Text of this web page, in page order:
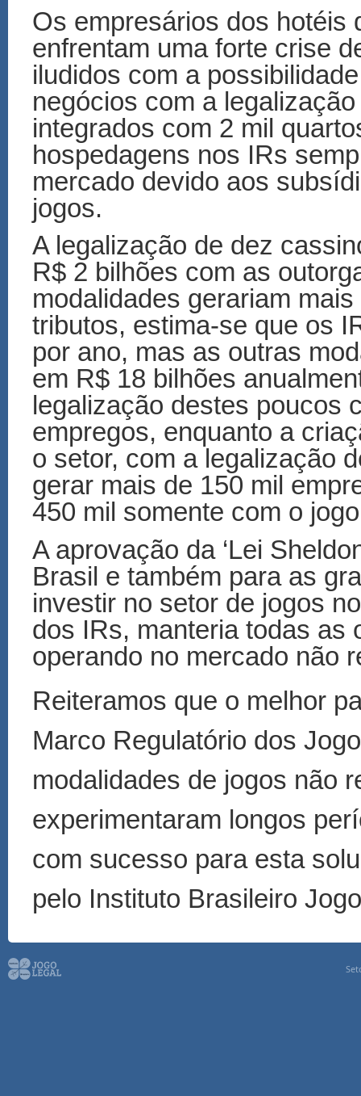
Os empresários dos hotéis
enfrentam uma forte crise
iludidos com a
negócios com a
integrados com 2 mil
hospedagens nos IRs
mercado devido aos
jogos.
A legalização de dez
R$ 2 bilhões com as
modalidades gerariam
tributos, estima-se que os
por ano, mas as outras
em R$ 18 bilhões
legalização destes poucos
empregos, enquanto a
o setor, com a legalização
gerar mais de 150 mil
450 mil somente com o
A aprovação da ‘Lei
Brasil e também para as
investir no setor de jogos
dos IRs, manteria todas as
operando no mercado não
Reiteramos que o melhor
Marco Regulatório dos
modalidades de jogos não
experimentaram longos
com sucesso para esta
pelo Instituto Brasileiro